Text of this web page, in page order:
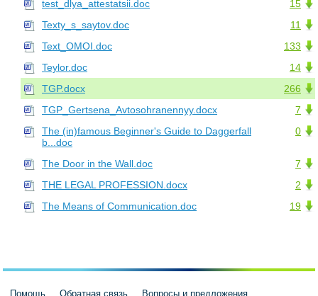
15
test_dlya_attestatsii.doc
11
Texty_s_saytov.doc
133
Text_OMOI.doc
14
Teylor.doc
266
TGP.docx
7
TGP_Gertsena_Avtosohranennyy.docx
0
The (in)famous Beginner's Guide to Daggerfall
b...doc
7
The Door in the Wall.doc
2
THE LEGAL PROFESSION.docx
19
The Means of Communication.doc
Помощь Обратная связь Вопросы и предложения